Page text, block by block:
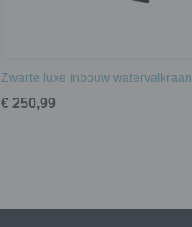
Zwarte luxe inbouw watervalkraan
€ 250,99